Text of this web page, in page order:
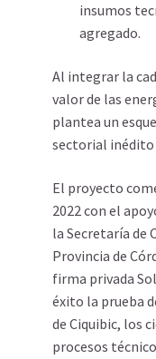
insumos
agregado.
Al integrar la
valor de las
plantea un
sectorial inédito
El proyecto
2022 con el
la Secretaría de
Provincia de
firma privada
éxito la prueba
de Ciquibic, los
procesos